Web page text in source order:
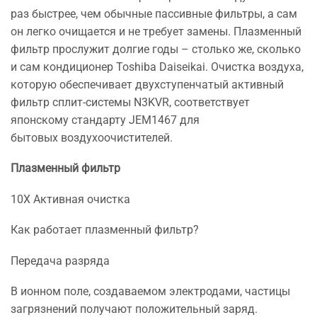
раз быстрее, чем обычные пассивные фильтры, а сам
он легко очищается и не требует замены. Плазменный
фильтр прослужит долгие годы – столько же, сколько
и сам кондиционер Toshiba Daiseikai. Очистка воздуха,
которую обеспечивает двухступенчатый активный
фильтр сплит-системы N3KVR, соответствует
японскому стандарту JEM1467 для
бытовых воздухоочистителей.
Плазменный фильтр
10Х Активная очистка
Как работает плазменный фильтр?
Передача разряда
В ионном поле, создаваемом электродами, частицы
загрязнений получают положительный заряд.